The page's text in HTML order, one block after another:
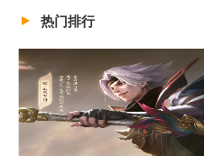
热门排行